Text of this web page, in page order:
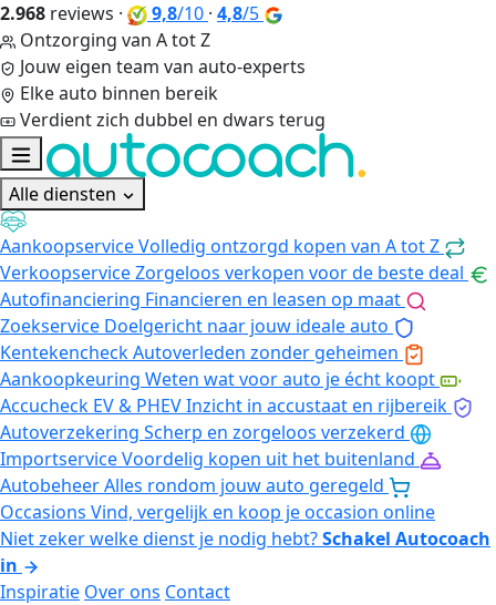
2.968 reviews · 9,8/10 · 4,8/5
Ontzorging van A tot Z
Jouw eigen team van auto-experts
Elke auto binnen bereik
Verdient zich dubbel en dwars terug
Alle diensten
AankoopserviceVolledig ontzorgd kopen van A tot Z
VerkoopserviceZorgeloos verkopen voor de beste deal
Autofinanciering Financieren en leasen op maat
Zoekservice Doelgericht naar jouw ideale auto
KentekencheckAutoverleden zonder geheimen
Aankoopkeuring Weten wat voor auto je écht koopt
Accucheck EV & PHEVInzicht in accustaat en rijbereik
Autoverzekering Scherp en zorgeloos verzekerd
ImportserviceVoordelig kopen uit het buitenland
AutobeheerAlles rondom jouw auto geregeld
Occasions Vind, vergelijk en koop je occasion online
Niet zeker welke dienst je nodig hebt?Schakel Autocoach
in
Inspiratie Over ons Contact